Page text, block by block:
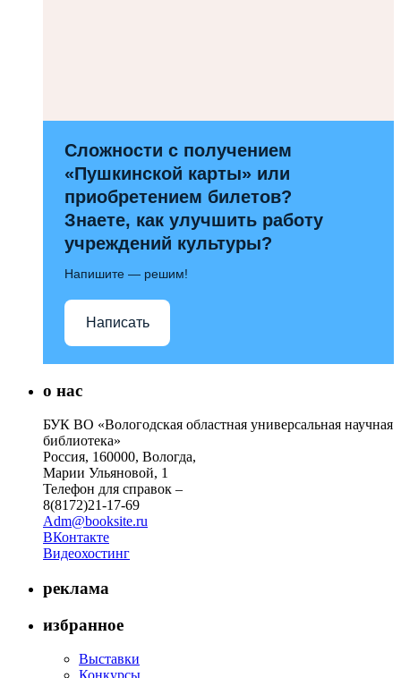
Сложности с получением
«Пушкинской карты» или
приобретением билетов?
Знаете, как улучшить работу
учреждений культуры?
Напишите — решим!
Написать
о нас
БУК ВО «Вологодская областная универсальная научная
библиотека»
Россия, 160000, Вологда,
Марии Ульяновой, 1
Телефон для справок –
8(8172)21-17-69
Adm@booksite.ru
ВКонтакте
Видеохостинг
реклама
избранное
Выставки